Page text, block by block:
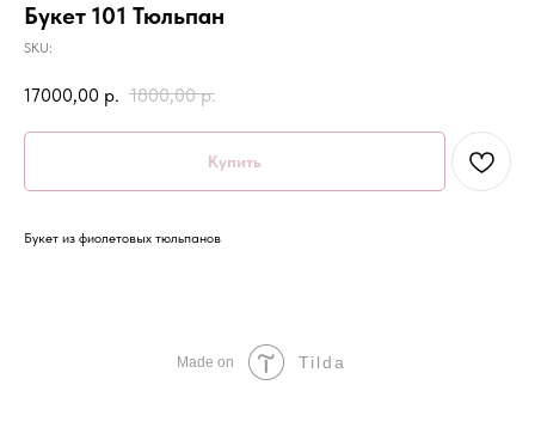
Букет 101 Тюльпан
SKU:
17000,00 р. 1800,00 р.
Купить
Букет из фиолетовых тюльпанов
Made on Tilda